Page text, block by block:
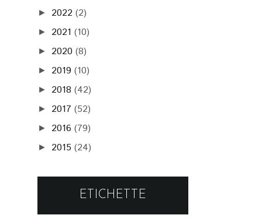
► 2022 (2)
► 2021 (10)
► 2020 (8)
► 2019 (10)
► 2018 (42)
► 2017 (52)
► 2016 (79)
► 2015 (24)
ETICHETTE